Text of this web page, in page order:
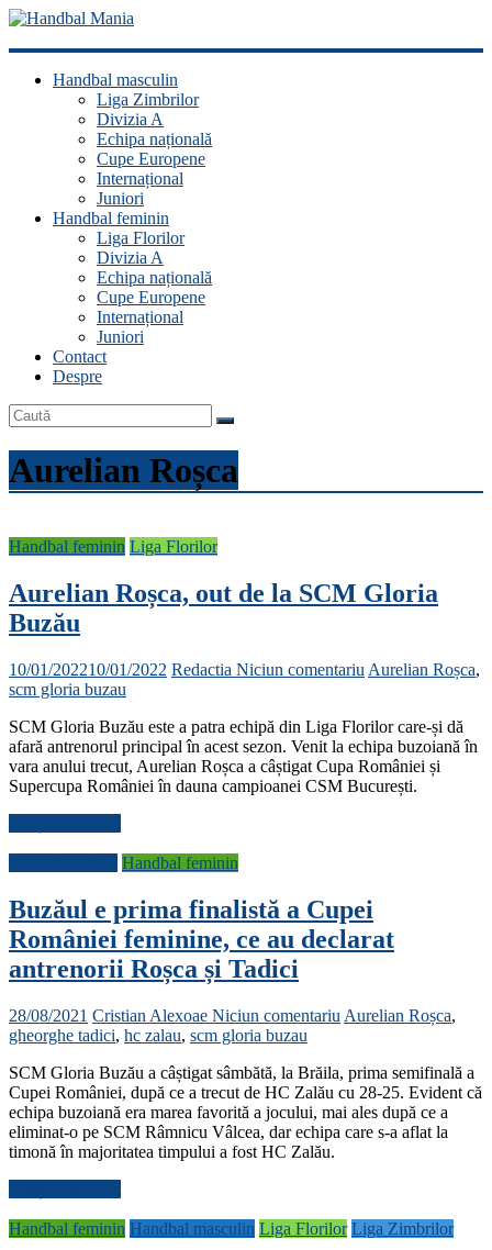
Handbal
ManiaHandbal masculin
Liga Zimbrilor
Divizia A
Echipa națională
Cupe Europene
Internațional
Juniori
Handbal feminin
Liga Florilor
Divizia A
Echipa națională
Cupe Europene
Internațional
Juniori
Contact
Despre
Aurelian Roșca
Handbal feminin Liga Florilor
Aurelian Roșca, out de la SCM Gloria
Buzău
10/01/202210/01/2022 Redactia Niciun comentariu Aurelian Roșca,
scm gloria buzau
SCM Gloria Buzău este a patra echipă din Liga Florilor care-și dă
afară antrenorul principal în acest sezon. Venit la echipa buzoiană în
vara anului trecut, Aurelian Roșca a câștigat Cupa României și
Supercupa României în dauna campioanei CSM București.
Handbal feminin
Buzăul e prima finalistă a Cupei
României feminine, ce au declarat
antrenorii Roșca și Tadici
28/08/2021 Cristian Alexoae Niciun comentariu Aurelian Roșca,
gheorghe tadici, hc zalau, scm gloria buzau
SCM Gloria Buzău a câștigat sâmbătă, la Brăila, prima semifinală a
Cupei României, după ce a trecut de HC Zalău cu 28-25. Evident că
echipa buzoiană era marea favorită a jocului, mai ales după ce a
eliminat-o pe SCM Râmnicu Vâlcea, dar echipa care s-a aflat la
timonă în majoritatea timpului a fost HC Zalău.
Handbal feminin Handbal masculin Liga Florilor Liga Zimbrilor